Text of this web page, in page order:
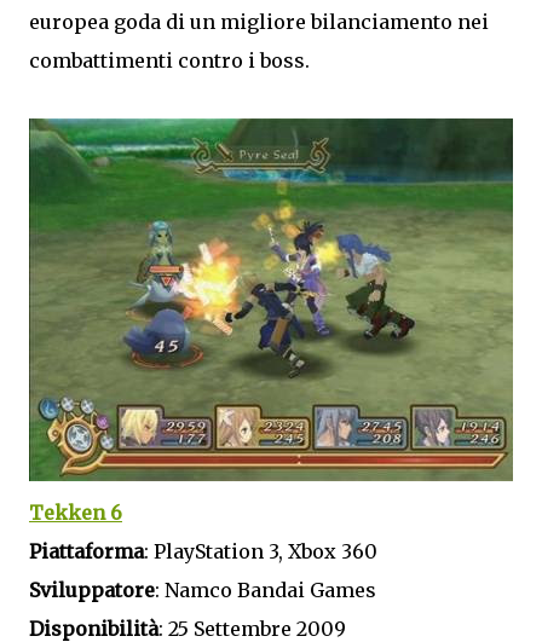
europea goda di un migliore bilanciamento nei
combattimenti contro i boss.
Tekken 6
Piattaforma: PlayStation 3, Xbox 360
Sviluppatore: Namco Bandai Games
Disponibilità: 25 Settembre 2009